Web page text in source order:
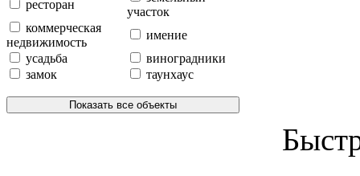
ресторан
участок
коммерческая
недвижимость
имение
усадьба
виноградники
замок
таунхаус
Показать все объекты